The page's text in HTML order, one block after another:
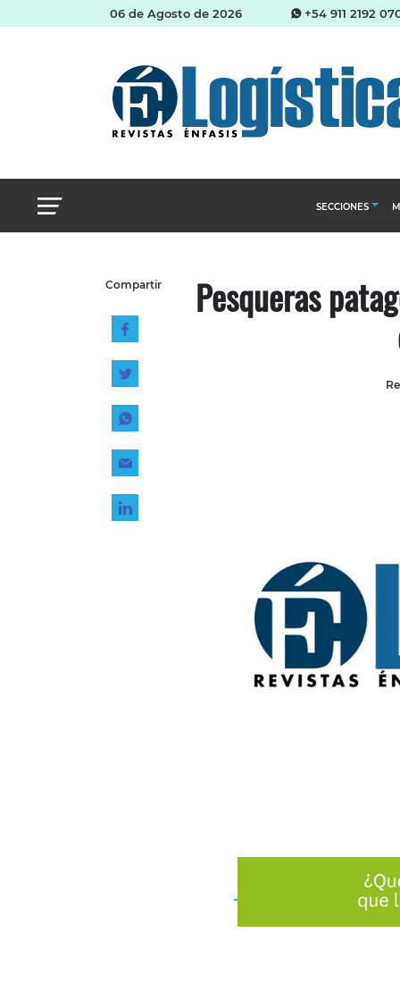
06 de Agosto de 2026 +54 911 2192
SECCIONES
Almacenes e
Management
Compartir Pesqueras